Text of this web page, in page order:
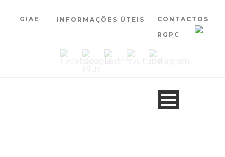
GIAE INFORMAÇÕES ÚTEIS CONTACTOS
RGPC